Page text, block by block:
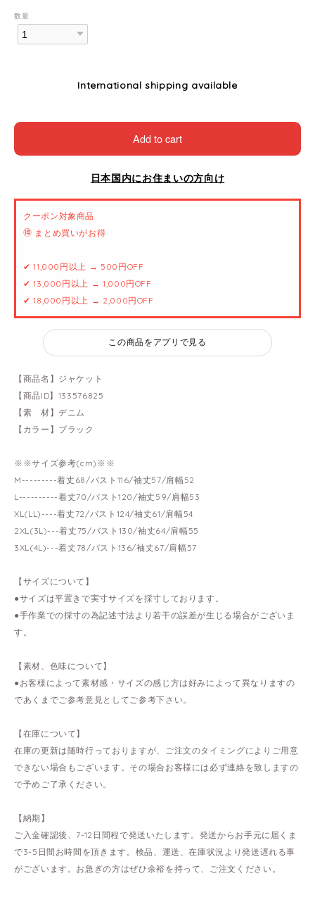
数量
International shipping available
Add to cart
日本国内にお住まいの方向け
クーポン対象商品
🉐 まとめ買いがお得
✔ 11,000円以上 → 500円OFF
✔ 13,000円以上 → 1,000円OFF
✔ 18,000円以上 → 2,000円OFF
この商品をアプリで見る
【商品名】ジャケット
【商品ID】133576825
【素 材】デニム
【カラー】ブラック
※※サイズ参考(cm)※※
M---------着丈68/バスト116/袖丈57/肩幅52
L----------着丈70/バスト120/袖丈59/肩幅53
XL(LL)----着丈72/バスト124/袖丈61/肩幅54
2XL(3L)---着丈75/バスト130/袖丈64/肩幅55
3XL(4L)---着丈78/バスト136/袖丈67/肩幅57
【サイズについて】
●サイズは平置きで実寸サイズを採寸しております。
●手作業での採寸の為記述寸法より若干の誤差が生じる場合がございま
す。
【素材、色味について】
●お客様によって素材感・サイズの感じ方は好みによって異なりますの
であくまでご参考意見としてご参考下さい。
【在庫について】
在庫の更新は随時行っておりますが、ご注文のタイミングによりご用意
できない場合もございます。その場合お客様には必ず連絡を致しますの
で予めご了承ください。
【納期】
ご入金確認後、7-12日間程で発送いたします。発送からお手元に届くま
で3-5日間お時間を頂きます。検品、運送、在庫状況より発送遅れる事
がございます。お急ぎの方はぜひ余裕を持って、ご注文ください。